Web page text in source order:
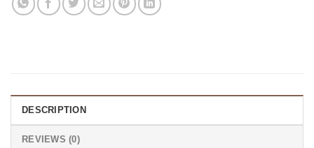
DESCRIPTION
REVIEWS (0)